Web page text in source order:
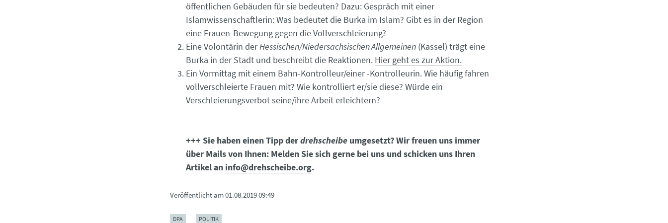
öffentlichen Gebäuden für sie bedeuten? Dazu: Gespräch mit einer
Islamwissenschaftlerin: Was bedeutet die Burka im Islam? Gibt es in der Region
eine Frauen-Bewegung gegen die Vollverschleierung?
Eine Volontärin derHessischen/Niedersächsischen Allgemeinen (Kassel) trägt eine
Burka in der Stadt und beschreibt die Reaktionen. Hier geht es zur Aktion.
Ein Vormittag mit einem Bahn-Kontrolleur/einer -Kontrolleurin. Wie häufig fahren
vollverschleierte Frauen mit? Wie kontrolliert er/sie diese? Würde ein
Verschleierungsverbot seine/ihre Arbeit erleichtern?
+++ Sie haben einen Tipp derdrehscheibe umgesetzt? Wir freuen uns immer
über Mails von Ihnen: Melden Sie sich gerne bei uns und schicken uns Ihren
Artikel an info@drehscheibe.org.
Veröffentlicht am01.08.2019 09:49
DPA POLITIK